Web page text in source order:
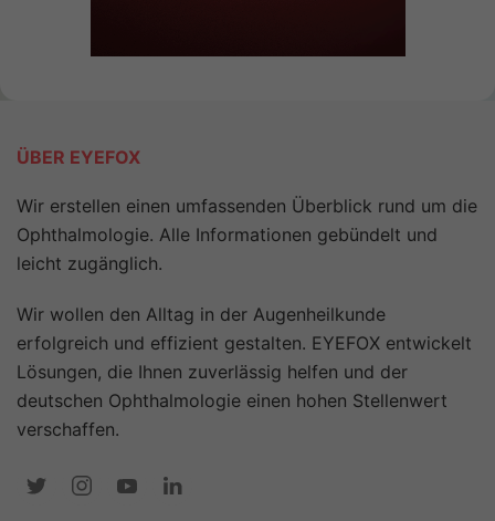
ÜBER EYEFOX
Wir erstellen einen umfassenden Überblick rund um die
Ophthalmologie. Alle Informationen gebündelt und
leicht zugänglich.
Wir wollen den Alltag in der Augenheilkunde
erfolgreich und effizient gestalten. EYEFOX entwickelt
Lösungen, die Ihnen zuverlässig helfen und der
deutschen Ophthalmologie einen hohen Stellenwert
verschaffen.